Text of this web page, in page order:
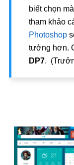
biết chọn
tham khảo
Photoshop
tưởng hơn.
DP7.